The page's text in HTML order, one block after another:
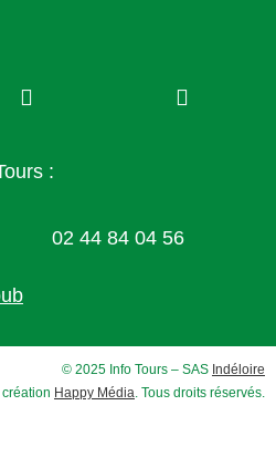
:
02 44 84 04 56
© 2025 Info Tours – SAS Indéloire
Happy Média . Tous droits réservés.